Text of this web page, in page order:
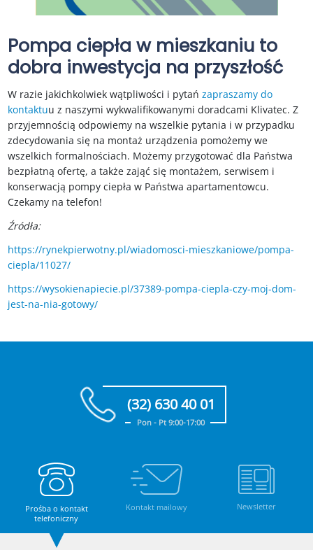
Pompa ciepła w mieszkaniu to
dobra inwestycja na przyszłość
W razie jakichkolwiek wątpliwości i pytań zapraszamy do
kontaktuu z naszymi wykwalifikowanymi doradcami Klivatec. Z
przyjemnością odpowiemy na wszelkie pytania i w przypadku
zdecydowania się na montaż urządzenia pomożemy we
wszelkich formalnościach. Możemy przygotować dla Państwa
bezpłatną ofertę, a także zająć się montażem, serwisem i
konserwacją pompy ciepła w Państwa apartamentowcu.
Czekamy na telefon!
Źródła:
https://rynekpierwotny.pl/wiadomosci-mieszkaniowe/pompa-
ciepla/11027/
https://wysokienapiecie.pl/37389-pompa-ciepla-czy-moj-dom-
jest-na-nia-gotowy/
(32) 630 40 01
Pon - Pt 9:00-17:00
Prośba o kontakt
telefoniczny
Kontakt mailowy Newsletter